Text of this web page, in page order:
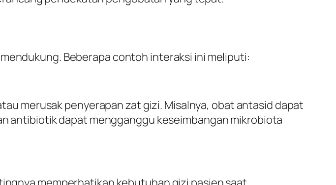
Beberapa contoh interaksi ini meliputi:
merusak penyerapan zat gizi. Misalnya, obat antasid dapat
antibiotik dapat mengganggu keseimbangan mikrobiota